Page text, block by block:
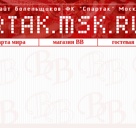
мира магазин ВВ